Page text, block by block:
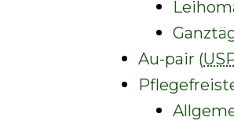
Au-pair (